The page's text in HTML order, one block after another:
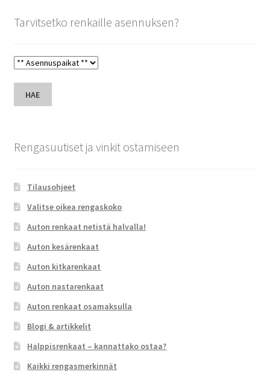
Tarvitsetko renkaille asennuksen?
HAE
Rengasuutiset ja vinkit ostamiseen
Tilausohjeet
Valitse oikea rengaskoko
Auton renkaat netistä halvalla!
Auton kesärenkaat
Auton kitkarenkaat
Auton nastarenkaat
Auton renkaat osamaksulla
Blogi & artikkelit
Halppisrenkaat – kannattako ostaa?
Kaikki rengasmerkinnät